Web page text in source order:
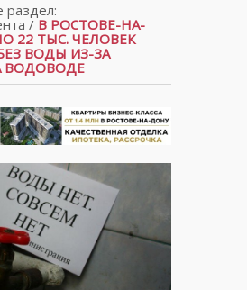
раздел:
/ В РОСТОВЕ-НА-
22 ТЫС. ЧЕЛОВЕК
ВОДЫ ИЗ-ЗА
ВОДОВОДЕ